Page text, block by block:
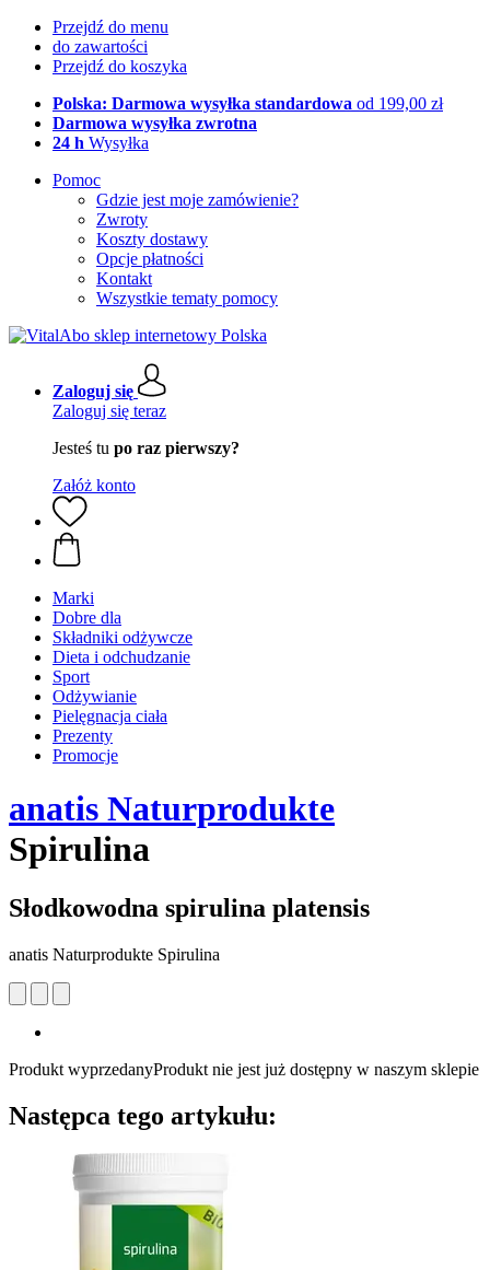
Przejdź do menu
do zawartości
Przejdź do koszyka
Polska: Darmowa wysyłka standardowa od 199,00 zł
Darmowa wysyłka zwrotna
24 h Wysyłka
Pomoc
Gdzie jest moje zamówienie?
Zwroty
Koszty dostawy
Opcje płatności
Kontakt
Wszystkie tematy pomocy
Zaloguj się
Zaloguj się teraz
Jesteś tu po raz pierwszy?
Załóż konto
Marki
Dobre dla
Składniki odżywcze
Dieta i odchudzanie
Sport
Odżywianie
Pielęgnacja ciała
Prezenty
Promocje
anatis Naturprodukte
Spirulina
Słodkowodna spirulina platensis
anatis Naturprodukte Spirulina
Produkt wyprzedanyProdukt nie jest już dostępny w naszym sklepie
Następca tego artykułu: